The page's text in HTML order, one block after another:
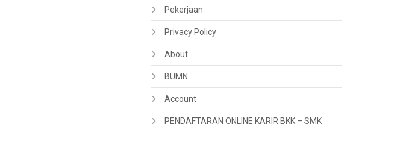
Pekerjaan
Privacy Policy
About
BUMN
Account
PENDAFTARAN ONLINE KARIR BKK – SMK